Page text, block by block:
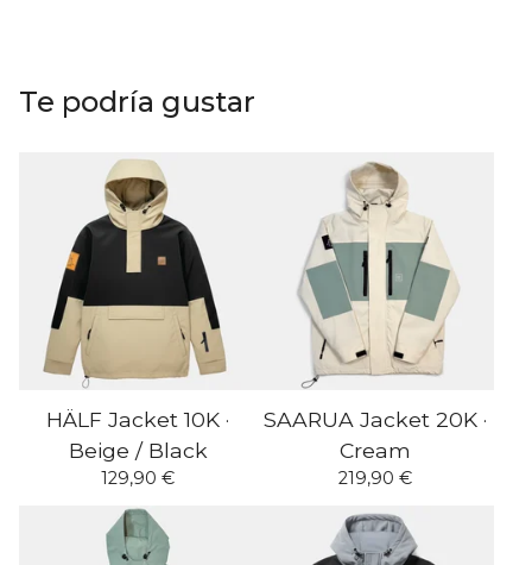
Te podría gustar
HÄLF Jacket 10K ·
Beige / Black
129,90 €
SAARUA Jacket 20K ·
Cream
219,90 €